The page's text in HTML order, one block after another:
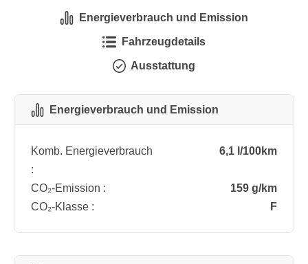
Energieverbrauch und Emission
Fahrzeugdetails
Ausstattung
Energieverbrauch und Emission
Komb. Energieverbrauch
:
6,1 l/100km
CO₂-Emission :
159 g/km
CO₂-Klasse :
F